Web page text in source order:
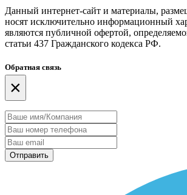
Данный интернет-сайт и материалы,
носят исключительно информационный
являются публичной офертой,
статьи 437 Гражданского кодекса РФ.
Обратная связь
×
Отправить